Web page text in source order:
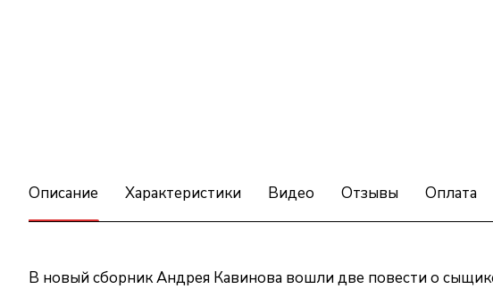
Описание Характеристики Видео Отзывы Оплата
В новый сборник Андрея Кавинова вошли две повести о